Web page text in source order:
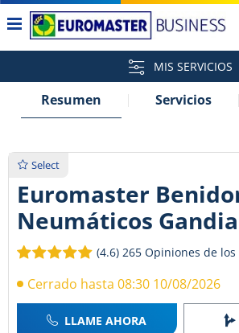
MIS SERVICIOS
Resumen Servicios
Select
Euromaster
Neumáticos Gandia
(4.6) 265 Opiniones de
Cerrado hasta 08:30 10/08/2026
LLAME AHORA